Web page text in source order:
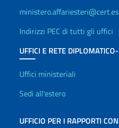
Indirizzi PEC di tutti gli uffici
UFFICI E RETE
Uffici e Rete
Uffici ministeriali
Sedi all'estero
UFFICIO PER I RAPPORTI